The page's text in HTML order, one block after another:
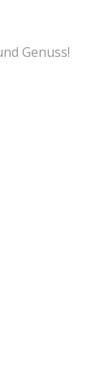
Genuss!